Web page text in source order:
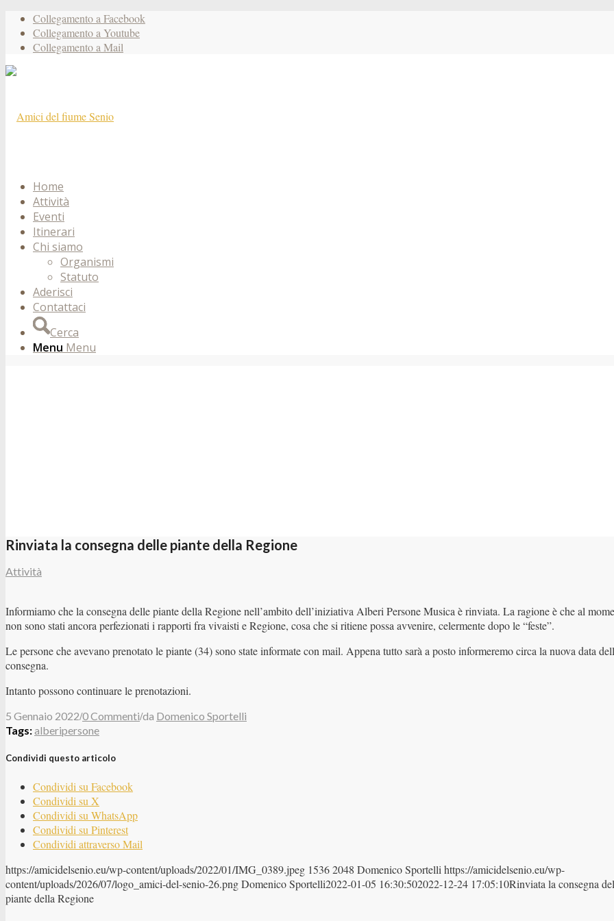
Collegamento a Facebook
Collegamento a Youtube
Collegamento a Mail
Home
Attività
Eventi
Itinerari
Chi siamo
Organismi
Statuto
Aderisci
Contattaci
Cerca
Menu Menu
Rinviata la consegna delle piante della Regione
Attività
Informiamo che la consegna delle piante della Regione nell’ambito dell’iniziativa Alberi Persone Musica è rinviata. La ragione è che al
non sono stati ancora perfezionati i rapporti fra vivaisti e Regione, cosa che si ritiene possa avvenire, celermente dopo le “feste”.
Le persone che avevano prenotato le piante (34) sono state informate con mail. Appena tutto sarà a posto informeremo circa la nuova data
consegna.
Intanto possono continuare le prenotazioni.
5 Gennaio 2022/0 Commenti/da Domenico Sportelli
Tags:alberipersone
Condividi questo articolo
Condividi su Facebook
Condividi su X
Condividi su WhatsApp
Condividi su Pinterest
Condividi attraverso Mail
https://amicidelsenio.eu/wp-content/uploads/2022/01/IMG_0389.jpeg 15362048 Domenico Sportelli https://amicidelsenio.eu/wp-
content/uploads/2026/07/logo_amici-del-senio-26.pngDomenico Sportelli2022-01-05 16:30:502022-12-24 17:05:10Rinviata la consegna
piante della Regione